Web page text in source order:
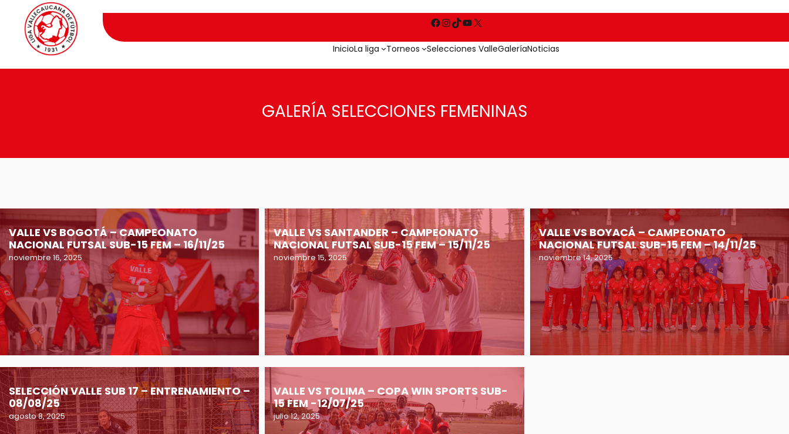
InicioLa liga Torneos Selecciones ValleGaleríaNoticias
GALERÍA SELECCIONES FEMENINAS
VALLE VS BOGOTÁ – CAMPEONATO
NACIONAL FUTSAL SUB-15 FEM – 16/11/25
noviembre 16, 2025
VALLE VS SANTANDER – CAMPEONATO
NACIONAL FUTSAL SUB-15 FEM – 15/11/25
noviembre 15, 2025
VALLE VS BOYACÁ – CAMPEONATO
NACIONAL FUTSAL SUB-15 FEM – 14/11/25
noviembre 14, 2025
SELECCIÓN VALLE SUB 17 – ENTRENAMIENTO –
08/08/25
agosto 8, 2025
VALLE VS TOLIMA – COPA WIN SPORTS SUB-
15 FEM -12/07/25
julio 12, 2025